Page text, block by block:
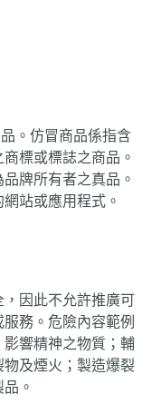
。仿冒商品係指含
標或標誌之商品。
牌所有者之真品。
站或應用程式。
因此不允許推廣可
務。危險內容範例
響精神之物質；輔
及煙火；製造爆裂
。